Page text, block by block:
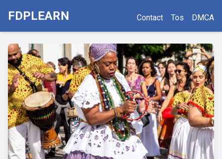
FDPLEARN Contact Tos DMCA